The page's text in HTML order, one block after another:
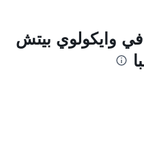
في وايكولوي بيتش